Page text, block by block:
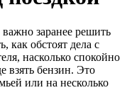
заранее решить
как обстоят дела с
насколько спокойно
взять бензин. Это
или на несколько